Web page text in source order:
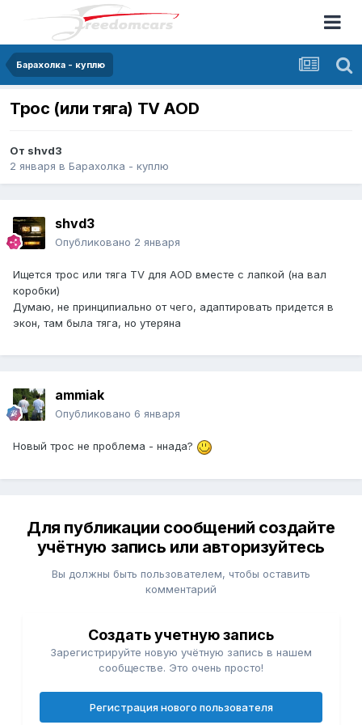
Барахолка - куплю
Трос (или тяга) TV AOD
От shvd3
2 января в Барахолка - куплю
shvd3
Опубликовано 2 января
Ищется трос или тяга TV для AOD вместе с лапкой (на вал
коробки)
Думаю, не принципиально от чего, адаптировать придется в
экон, там была тяга, но утеряна
ammiak
Опубликовано 6 января
Новый трос не проблема - ннада?
Для публикации сообщений создайте
учётную запись или авторизуйтесь
Вы должны быть пользователем, чтобы оставить
комментарий
Создать учетную запись
Зарегистрируйте новую учётную запись в нашем
сообществе. Это очень просто!
Регистрация нового пользователя